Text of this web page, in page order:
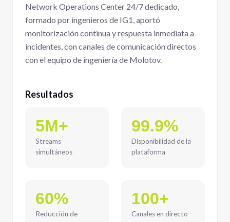
Network Operations Center 24/7 dedicado,
formado por ingenieros de IG1, aportó
monitorización continua y respuesta inmediata a
incidentes, con canales de comunicación directos
con el equipo de ingeniería de Molotov.
Resultados
5M+
Streams
simultáneos
99.9%
Disponibilidad de la
plataforma
60%
Reducción de
100+
Canales en directo